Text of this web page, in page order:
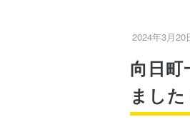
2024年3月20
向日
ました